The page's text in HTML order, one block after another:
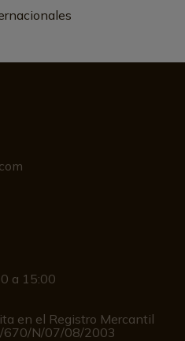
a 15:00
en el Registro Mercantil
670/N/07/08/2003